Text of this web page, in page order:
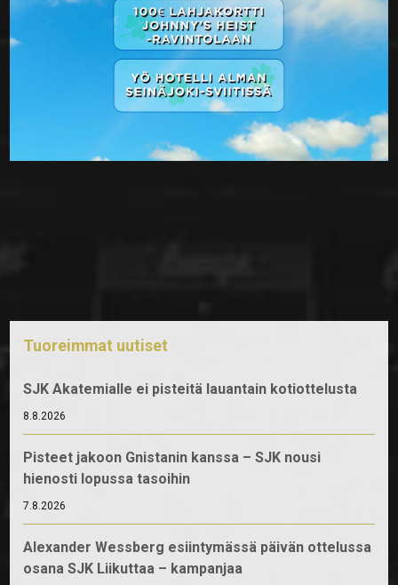
Tuoreimmat uutiset
SJK Akatemialle ei pisteitä lauantain kotiottelusta
8.8.2026
Pisteet jakoon Gnistanin kanssa – SJK nousi
hienosti lopussa tasoihin
7.8.2026
Alexander Wessberg esiintymässä päivän ottelussa
osana SJK Liikuttaa – kampanjaa